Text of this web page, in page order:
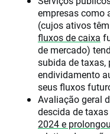
empresas como
(cujos ativos
fluxos de caixa
de mercado)
subida de taxas,
endividamento
seus fluxos
Avaliação geral
descida de taxas
2024 e